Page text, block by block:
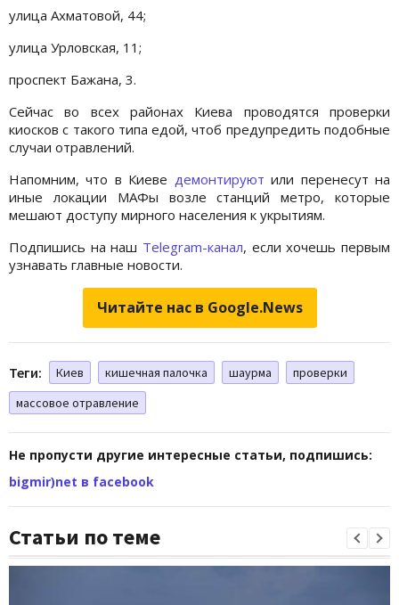
улица Ахматовой, 44;
улица Урловская, 11;
проспект Бажана, 3.
Сейчас во всех районах Киева проводятся проверки
киосков с такого типа едой, чтоб предупредить подобные
случаи отравлений.
Напомним, что в Киеве демонтируют или перенесут на
иные локации МАФы возле станций метро, которые
мешают доступу мирного населения к укрытиям.
Подпишись на наш Telegram-канал, если хочешь первым
узнавать главные новости.
Читайте нас в Google.News
Теги: Киев кишечная палочка шаурма
проверки
массовое отравление
Не пропусти другие интересные статьи, подпишись:
bigmir)net в facebook
Статьи по теме